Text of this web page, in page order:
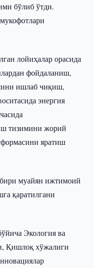
бўлиб ўтди.
лойиҳалар орасида
фойдаланиш,
ишлаб чиқиш,
энергия
тизимини жорий
яратиш
муайян ижтимоий
қаратилгани
Экология ва
Қишлоқ хўжалиги